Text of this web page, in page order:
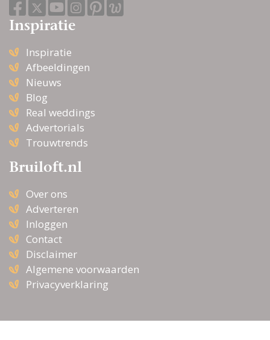
Inspiratie
Inspiratie
Afbeeldingen
Nieuws
Blog
Real weddings
Advertorials
Trouwtrends
Bruiloft.nl
Over ons
Adverteren
Inloggen
Contact
Disclaimer
Algemene voorwaarden
Privacyverklaring